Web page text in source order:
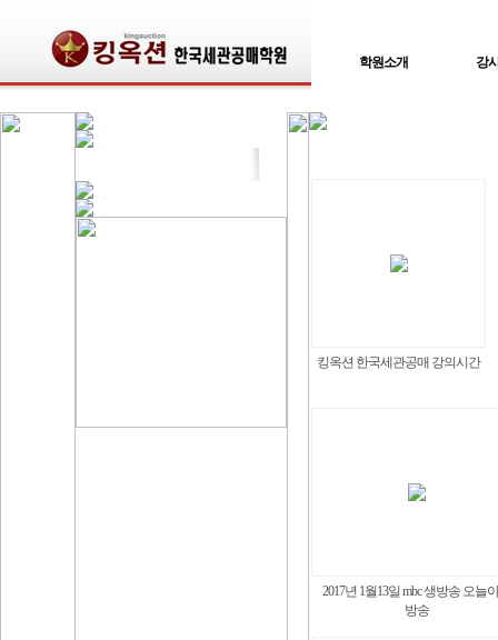
학원소개 강
킹옥션 한국세관공매 강의시간
2017년 1월13일 mbc 생방송 오늘
방송